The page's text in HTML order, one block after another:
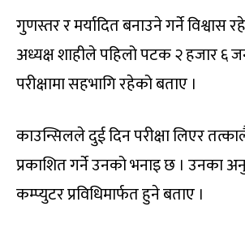
गुणस्तर र मर्यादित बनाउने गर्ने विश्वास
अध्यक्ष शाहीले पहिलो पटक २ हजार ६
परीक्षामा सहभागि रहेको बताए ।
काउन्सिलले दुई दिन परीक्षा लिएर
प्रकाशित गर्ने उनको भनाइ छ । उनका
कम्प्युटर प्रविधिमार्फत हुने बताए ।